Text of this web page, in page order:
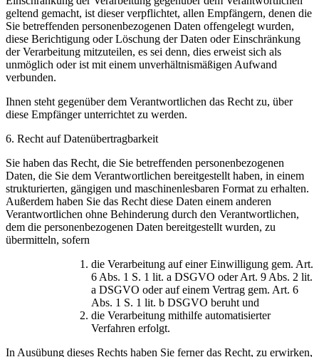
geltend gemacht, ist dieser verpflichtet, allen Empfängern, denen die
Sie betreffenden personenbezogenen Daten offengelegt wurden,
diese Berichtigung oder Löschung der Daten oder Einschränkung
der Verarbeitung mitzuteilen, es sei denn, dies erweist sich als
unmöglich oder ist mit einem unverhältnismäßigen Aufwand
verbunden.
Ihnen steht gegenüber dem Verantwortlichen das Recht zu, über
diese Empfänger unterrichtet zu werden.
6. Recht auf Datenübertragbarkeit
Sie haben das Recht, die Sie betreffenden personenbezogenen
Daten, die Sie dem Verantwortlichen bereitgestellt haben, in einem
strukturierten, gängigen und maschinenlesbaren Format zu erhalten.
Außerdem haben Sie das Recht diese Daten einem anderen
Verantwortlichen ohne Behinderung durch den Verantwortlichen,
dem die personenbezogenen Daten bereitgestellt wurden, zu
übermitteln, sofern
die Verarbeitung auf einer Einwilligung gem. Art.
6 Abs. 1 S. 1 lit. a DSGVO oder Art. 9 Abs. 2 lit.
a DSGVO oder auf einem Vertrag gem. Art. 6
Abs. 1 S. 1 lit. b DSGVO beruht und
die Verarbeitung mithilfe automatisierter
Verfahren erfolgt.
In Ausübung dieses Rechts haben Sie ferner das Recht, zu erwirken,